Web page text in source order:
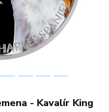
- Kavalír King